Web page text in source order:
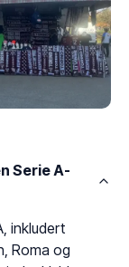
Serie A-
inkludert
Roma og